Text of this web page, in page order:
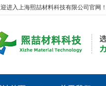
进入上海熙喆材料科技有限公司官网！